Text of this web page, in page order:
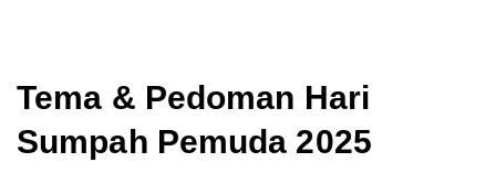
Tema & Pedoman Hari
Sumpah Pemuda 2025